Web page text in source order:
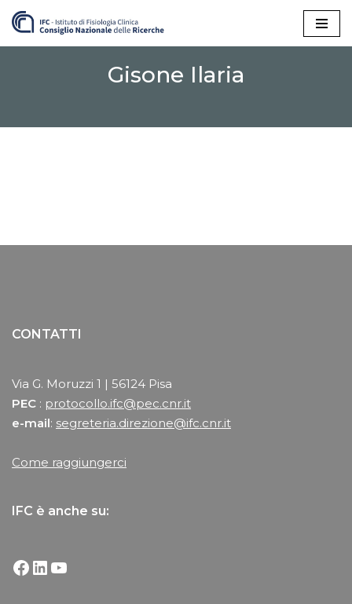
Vai
Gisone Ilaria
CONTATTI
Via G. Moruzzi 1 | 56124 Pisa
PEC : protocollo.ifc@pec.cnr.it
e-mail: segreteria.direzione@ifc.cnr.it
Come raggiungerci
IFC è anche su: